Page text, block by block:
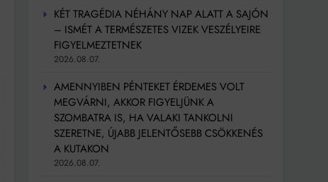
KÉT TRAGÉDIA NÉHÁNY NAP ALATT A SAJÓN
– ISMÉT A TERMÉSZETES VIZEK VESZÉLYEIRE
FIGYELMEZTETNEK
2026.08.07.
AMENNYIBEN PÉNTEKET ÉRDEMES VOLT
MEGVÁRNI, AKKOR FIGYELJÜNK A
SZOMBATRA IS, HA VALAKI TANKOLNI
SZERETNE, ÚJABB JELENTŐSEBB CSÖKKENÉS
A KUTAKON
2026.08.07.